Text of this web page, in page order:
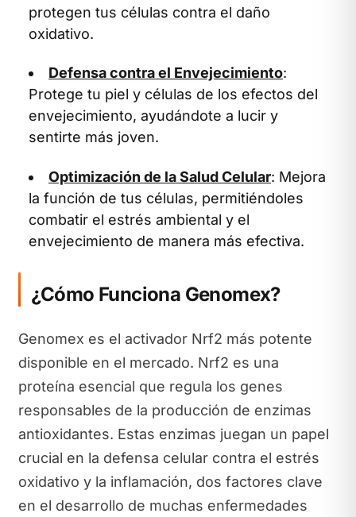
protegen tus células contra el daño
oxidativo.
Defensa contra el Envejecimiento:
Protege tu piel y células de los efectos del
envejecimiento, ayudándote a lucir y
sentirte más joven.
Optimización de la Salud Celular: Mejora
la función de tus células, permitiéndoles
combatir el estrés ambiental y el
envejecimiento de manera más efectiva.
¿Cómo Funciona Genomex?
Genomex es el activador Nrf2 más potente
disponible en el mercado. Nrf2 es una
proteína esencial que regula los genes
responsables de la producción de enzimas
antioxidantes. Estas enzimas juegan un papel
crucial en la defensa celular contra el estrés
oxidativo y la inflamación, dos factores clave
en el desarrollo de muchas enfermedades